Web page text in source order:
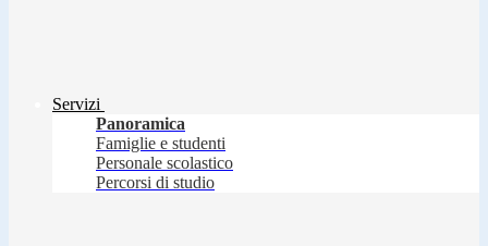
Servizi
Panoramica
Famiglie e studenti
Personale scolastico
Percorsi di studio